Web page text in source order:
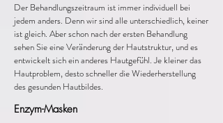
Der Behandlungszeitraum ist immer individuell bei
jedem anders. Denn wir sind alle unterschiedlich, keiner
ist gleich. Aber schon nach der ersten Behandlung
sehen Sie eine Veränderung der Hautstruktur, und es
entwickelt sich ein anderes Hautgefühl. Je kleiner das
Hautproblem, desto schneller die Wiederherstellung
des gesunden Hautbildes.
Enzym-Masken